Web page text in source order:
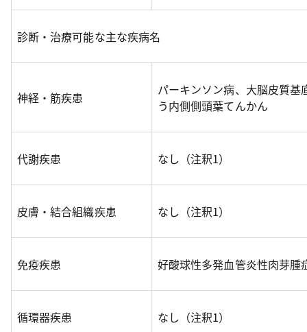
診断・治療可能な主な疾病名
神経・筋疾患
パーキンソン病、大脳皮質
う内側側頭葉てんかん
代謝疾患 なし（注釈1）
皮膚・結合組織疾患 なし（注釈1）
免疫疾患 好酸球性多発血管炎性肉芽
循環器疾患 なし（注釈1）